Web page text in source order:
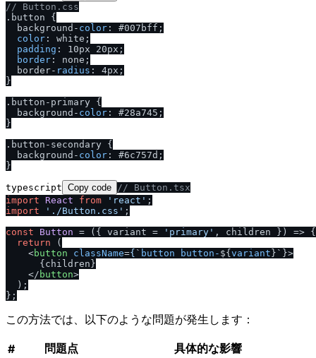
/ / Button.css
. button {
  background-
color : #007bff;
color : white;
padding : 10px 20px;
border : none;
  border-
radius : 4px;
}
. button -primary {
  background-
color : #28a745;
}
. button -secondary {
  background-
color : #6c757d;
typescript Copy code / / Button.tsx
import
React from 'react'
import
'. /Button.css' ;
const
Button = ( { variant = 'primary' , children } ) => {
return (
<button className={ ` button button- ${ variant }`}>
      {children}
</ button>
  );
この方法では、以下のような問題が発生します：
# 問題点
具体的な影響